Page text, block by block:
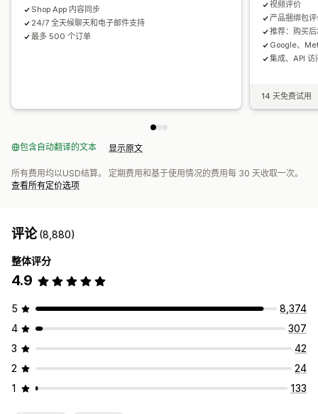
Shop App 内容同步
24/7 全天候聊天和电子邮件支持
最多 500 个订单
视频评价
产品捆绑包
推荐：购买
Google、
集成、API
14 天免费试用
包含自动翻译的文本 显示原文
所有费用均以USD结算。 定期费用和基于使用情况的费用每 30 天收取一次。
查看所有定价选项
评论(8,880)
整体评分
4.9
5
8,374
4
307
3
42
2
24
1
133